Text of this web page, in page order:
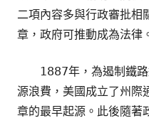
二項內容多與行政審批相
章，政府可推動成為法律
1887年，為遏制鐵路
源浪費，美國成立了州際
章的最早起源。此後隨著